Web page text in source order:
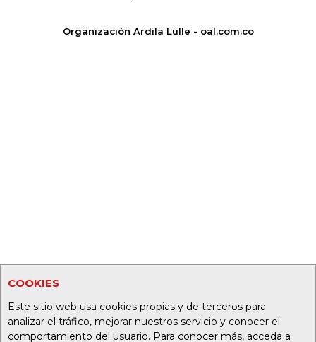
COOKIES
Este sitio web usa cookies propias y de terceros para
analizar el tráfico, mejorar nuestros servicio y conocer el
comportamiento del usuario. Para conocer más, acceda a
Organización Ardila Lülle - oal.com.co